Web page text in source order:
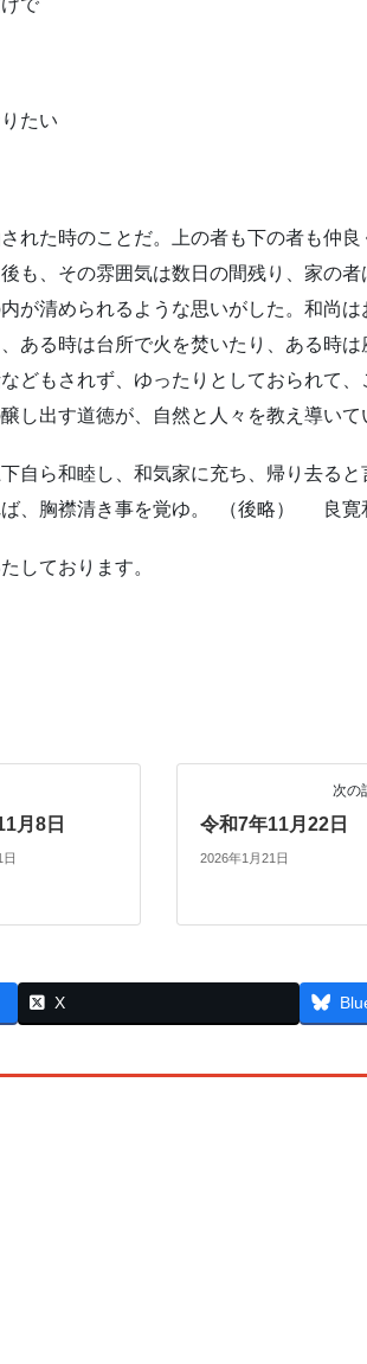
たい
れた時のことだ。上の者も下の者も仲
も、その雰囲気は数日の間残り、家の者
が清められるような思いがした。和尚
ある時は台所で火を焚いたり、ある時
どもされず、ゆったりとしておられて、
し出す道徳が、自然と人々を教え導いて
自ら和睦し、和気家に充ち、帰り去ると
ば、胸襟清き事を覚ゆ。 （後略） 良寛
しております。
月8日
次の
令和7年11月22日
2026年1月21日
X